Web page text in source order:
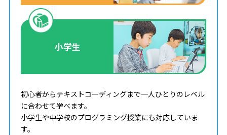
小学生
初心者からテキストコーディングまで一人ひとりのレベル
に合わせて学べます。
小学生や中学校のプログラミング授業にも対応していま
す。